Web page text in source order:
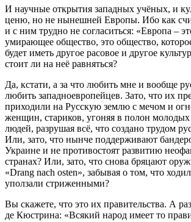
И научные открытия западных учёных, и
ценю, но не нынешней Европы. Ибо как
и с ним трудно не согласиться: «Европа –
умирающее общество, это общество,
будет иметь другое расовое и другое
стоит ли на неё равняться?
Да, кстати, а за что любить мне и вообще
любить западноевропейцев. Зато, что их
приходили на Русскую землю с мечом и
женщин, стариков, угоняя в полон
людей, разрушая всё, что создано трудом
Или, зато, что нынче поддерживают
Украине и не противостоят развитию
странах? Или, зато, что снова бряцают
«Drang nach osten», забывая о том, что
уползали стриженными?
Вы скажете, что это их правительства. А
де Кюстрина: «Всякий народ имеет то